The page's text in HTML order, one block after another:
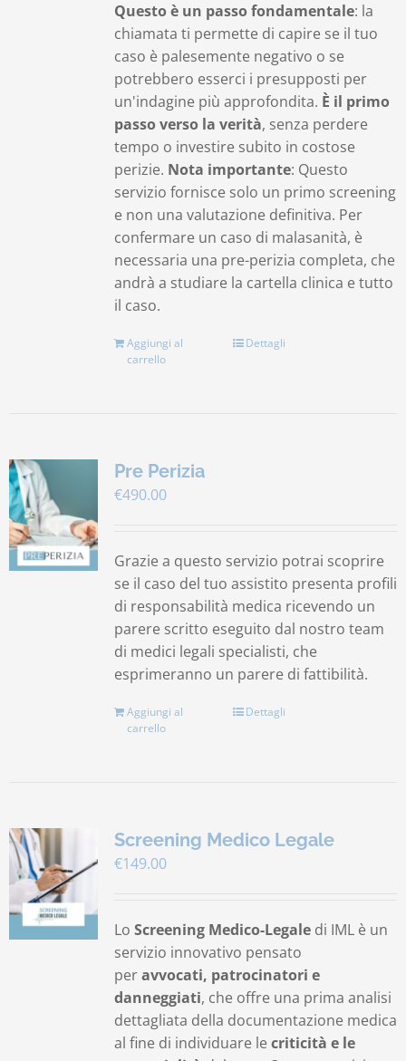
Questo è un passo fondamentale: la
chiamata ti permette di capire se il tuo
caso è palesemente negativo o se
potrebbero esserci i presupposti per
un'indagine più approfondita. È il primo
passo verso la verità, senza perdere
tempo o investire subito in costose
perizie. Nota importante: Questo
servizio fornisce solo un primo screening
e non una valutazione definitiva. Per
confermare un caso di malasanità, è
necessaria una pre-perizia completa, che
andrà a studiare la cartella clinica e tutto
il caso.
Aggiungi al
carrello
Dettagli
Pre Perizia
€490.00
Grazie a questo servizio potrai scoprire
se il caso del tuo assistito presenta profili
di responsabilità medica ricevendo un
parere scritto eseguito dal nostro team
di medici legali specialisti, che
esprimeranno un parere di fattibilità.
Aggiungi al
carrello
Dettagli
Screening Medico Legale
€149.00
Lo Screening Medico-Legaledi IML è un
servizio innovativo pensato
peravvocati, patrocinatori e
danneggiati, che offre una prima analisi
dettagliata della documentazione medica
al fine di individuare le criticità e le